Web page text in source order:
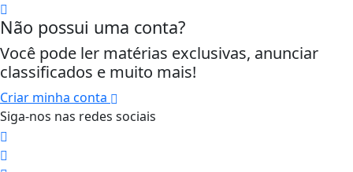
Não possui uma conta?
Você pode ler matérias exclusivas, anunciar
classificados e muito mais!
Criar minha conta
Siga-nos nas redes sociais